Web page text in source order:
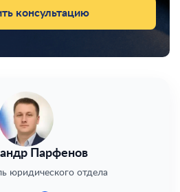
консультацию
Парфенов
юридического отдела